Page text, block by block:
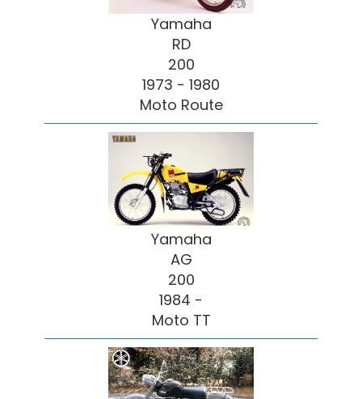
Yamaha
RD
200
1973 - 1980
Moto Route
Yamaha
AG
200
1984 -
Moto TT